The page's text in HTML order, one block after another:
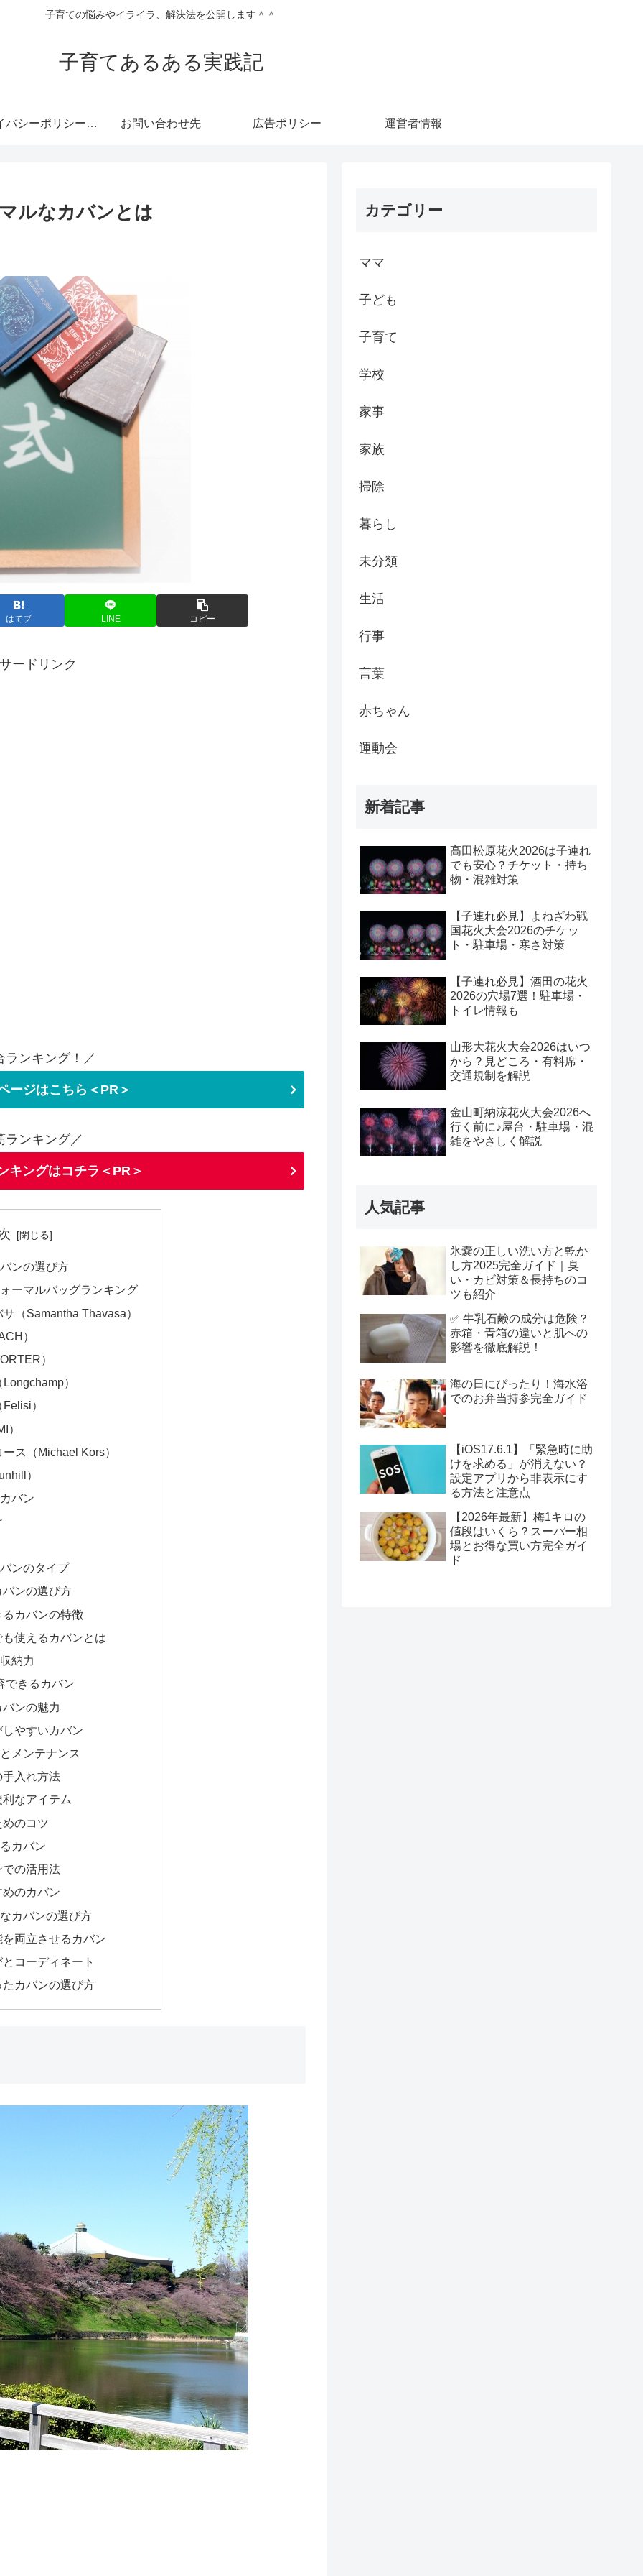
子育ての悩みやイライラ、解決法を公開します＾＾
子育てあるある実践記
プライバシーポリシー・免責事項 お問い合わせ先 広告ポリシー 運営者情報
ルなカバンとは
はてブ LINE コピー
ードリンク
ランキング！／
ージはこちら＜PR＞
ランキング／
キングはコチラ＜PR＞
ンの選び方
ーマルバッグランキング
（Samantha Thavasa）
）
）
）
）
）
ス（Michael Kors）
）
バン
ンのタイプ
ンの選び方
カバンの特徴
使えるカバンとは
納力
できるカバン
ンの魅力
やすいカバン
メンテナンス
入れ方法
なアイテム
のコツ
カバン
の活用法
のカバン
カバンの選び方
両立させるカバン
コーディネート
カバンの選び方
カテゴリー
ママ
子ども
子育て
学校
家事
家族
掃除
暮らし
未分類
生活
行事
言葉
赤ちゃん
運動会
新着記事
高田松原花火2026は子連れ
でも安心？チケット・持ち
物・混雑対策
【子連れ必見】よねざわ戦
国花火大会2026のチケッ
ト・駐車場・寒さ対策
【子連れ必見】酒田の花火
2026の穴場7選！駐車場・
トイレ情報も
山形大花火大会2026はいつ
から？見どころ・有料席・
交通規制を解説
金山町納涼花火大会2026へ
行く前に♪屋台・駐車場・混
雑をやさしく解説
人気記事
氷嚢の正しい洗い方と乾か
し方2025完全ガイド｜臭
い・カビ対策＆長持ちのコ
ツも紹介
✅ 牛乳石鹸の成分は危険？
赤箱・青箱の違いと肌への
影響を徹底解説！
海の日にぴったり！海水浴
でのお弁当持参完全ガイド
【iOS17.6.1】「緊急時に助
けを求める」が消えない？
設定アプリから非表示にす
る方法と注意点
【2026年最新】梅1キロの
値段はいくら？スーパー相
場とお得な買い方完全ガイ
ド